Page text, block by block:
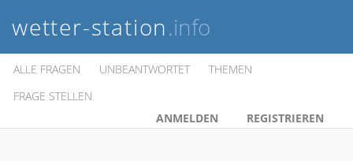
wetter-station.info
ALLE FRAGEN UNBEANTWORTET
THEMEN
FRAGE STELLEN
ANMELDEN
REGISTRIEREN